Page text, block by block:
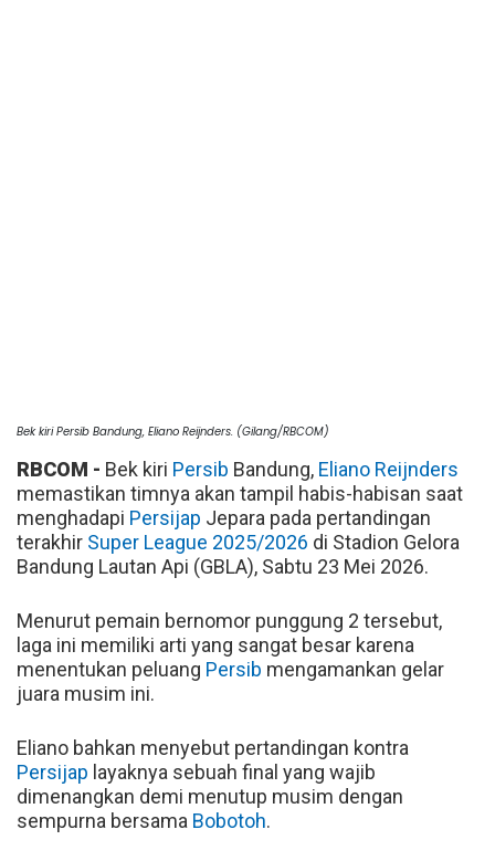
Bek kiri Persib Bandung, Eliano Reijnders. (Gilang/RBCOM)
RBCOM - Bek kiri Persib Bandung, Eliano Reijnders
memastikan timnya akan tampil habis-habisan saat
menghadapi Persijap Jepara pada pertandingan
terakhir Super League 2025/2026 di Stadion Gelora
Bandung Lautan Api (GBLA), Sabtu 23 Mei 2026.
Menurut pemain bernomor punggung 2 tersebut,
laga ini memiliki arti yang sangat besar karena
menentukan peluang Persib mengamankan gelar
juara musim ini.
Eliano bahkan menyebut pertandingan kontra
Persijap layaknya sebuah final yang wajib
dimenangkan demi menutup musim dengan
sempurna bersama Bobotoh.